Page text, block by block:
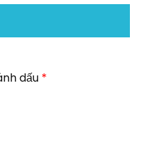
dấu *